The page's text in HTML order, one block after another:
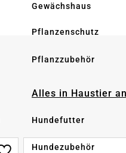
Gewächshaus
Pflanzenschutz
Pflanzzubehör
Alles in Haustier
Hundefutter
Hundezubehör